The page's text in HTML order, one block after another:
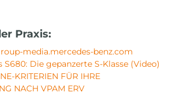
Praxis:
media.mercedes-benz.com
S680: Die gepanzerte S-Klasse (Video)
KRITERIEN FÜR IHRE
NACH VPAM ERV